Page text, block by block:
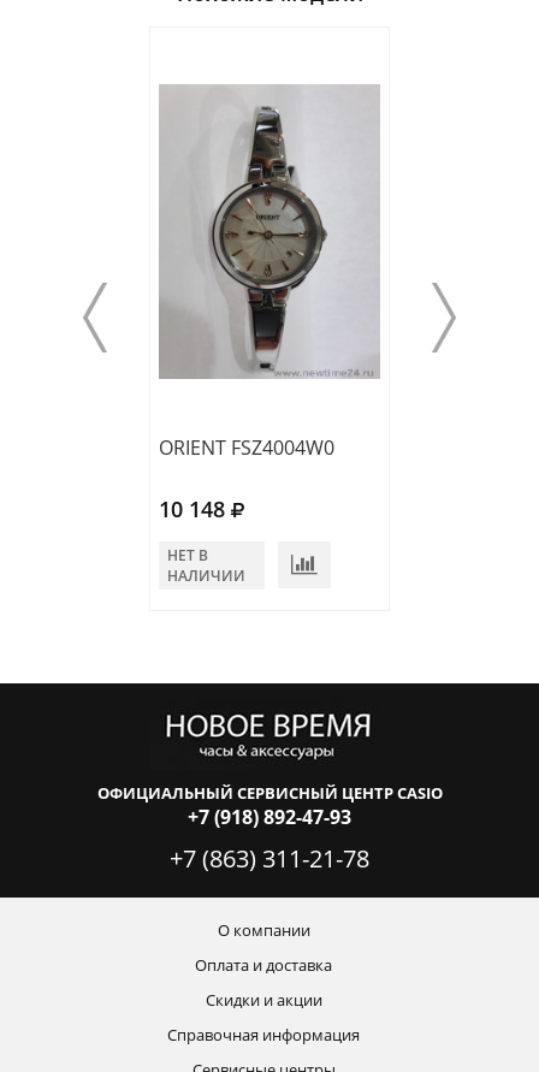
ORIENT FSZ4004W0
10 148
НЕТ В
НАЛИЧИИ
ОФИЦИАЛЬНЫЙ СЕРВИСНЫЙ ЦЕНТР CASIO
+7 (918) 892-47-93
+7 (863) 311-21-78
О компании
Оплата и доставка
Скидки и акции
Справочная информация